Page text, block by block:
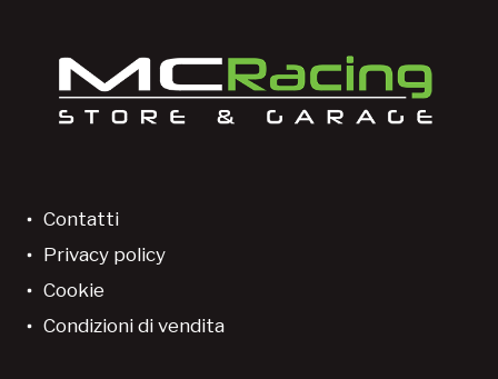
Contatti
Privacy policy
Cookie
Condizioni di vendita